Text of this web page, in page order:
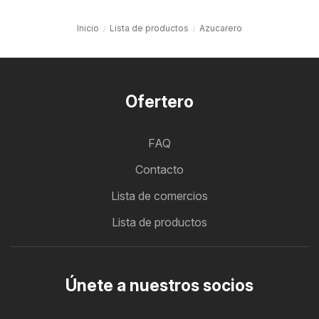
Inicio Lista de productos Azucarero
Ofertero
FAQ
Contacto
Lista de comercios
Lista de productos
Únete a nuestros socios